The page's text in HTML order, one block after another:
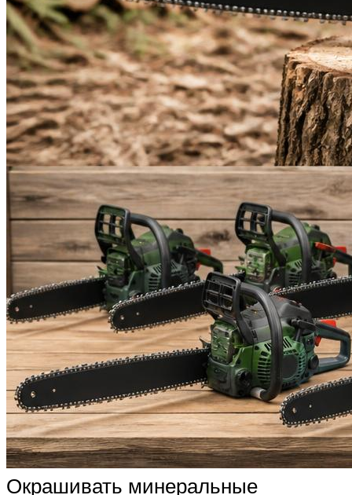
Окрашивать минеральные